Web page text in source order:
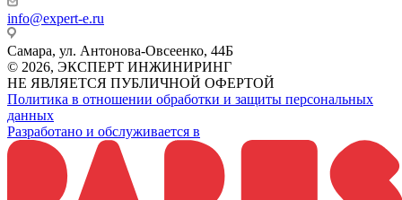
info@expert-e.ru
Самара, ул. Антонова-Овсеенко, 44Б
© 2026, ЭКСПЕРТ ИНЖИНИРИНГ
НЕ ЯВЛЯЕТСЯ ПУБЛИЧНОЙ ОФЕРТОЙ
Политика в отношении обработки и защиты персональных
данных
Разработано и обслуживается в